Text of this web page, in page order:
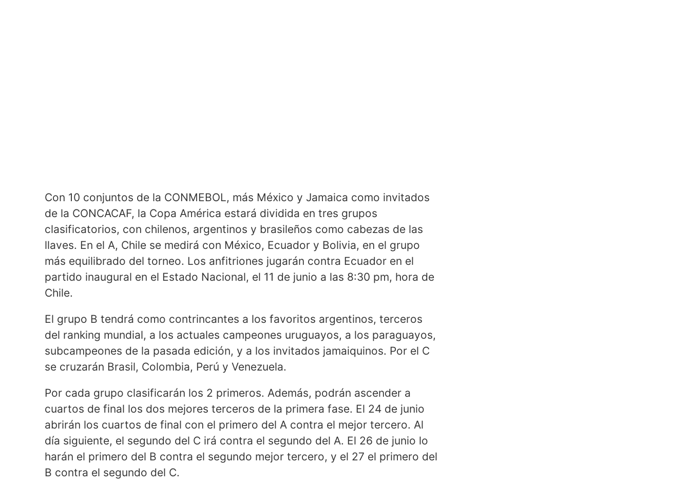
Con 10 conjuntos de la CONMEBOL, más México y Jamaica como invitados
de la CONCACAF, la Copa América estará dividida en tres grupos
clasificatorios, con chilenos, argentinos y brasileños como cabezas de las
llaves. En el A, Chile se medirá con México, Ecuador y Bolivia, en el grupo
más equilibrado del torneo. Los anfitriones jugarán contra Ecuador en el
partido inaugural en el Estado Nacional, el 11 de junio a las 8:30 pm, hora de
Chile.
El grupo B tendrá como contrincantes a los favoritos argentinos, terceros
del ranking mundial, a los actuales campeones uruguayos, a los paraguayos,
subcampeones de la pasada edición, y a los invitados jamaiquinos. Por el C
se cruzarán Brasil, Colombia, Perú y Venezuela.
Por cada grupo clasificarán los 2 primeros. Además, podrán ascender a
cuartos de final los dos mejores terceros de la primera fase. El 24 de junio
abrirán los cuartos de final con el primero del A contra el mejor tercero. Al
día siguiente, el segundo del C irá contra el segundo del A. El 26 de junio lo
harán el primero del B contra el segundo mejor tercero, y el 27 el primero del
B contra el segundo del C.